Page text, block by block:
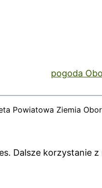
pogoda
Powiatowa Ziemia
Dalsze korzystanie